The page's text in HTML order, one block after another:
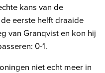
kans van de
eerste helft draaide
van Granqvist en kon hij
0-1.
niet echt meer in